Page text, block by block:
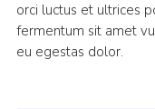
orci luctus et ultrices
fermentum sit amet
eu egestas dolor.